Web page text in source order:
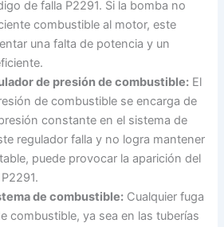
de falla P2291. Si la bomba no
combustible al motor, este
una falta de potencia y un
de presión de combustible: El
de combustible se encarga de
constante en el sistema de
regulador falla y no logra mantener
puede provocar la aparición del
de combustible: Cualquier fuga
combustible, ya sea en las tuberías